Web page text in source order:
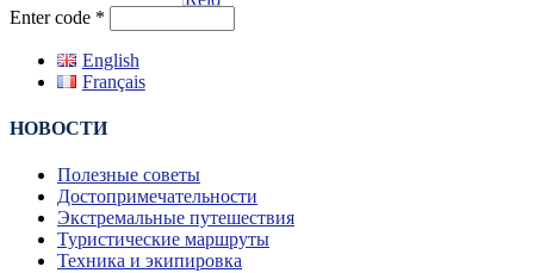
Enter code *
English
Français
НОВОСТИ
Полезные советы
Достопримечательности
Экстремальные путешествия
Туристические маршруты
Техника и экипировка